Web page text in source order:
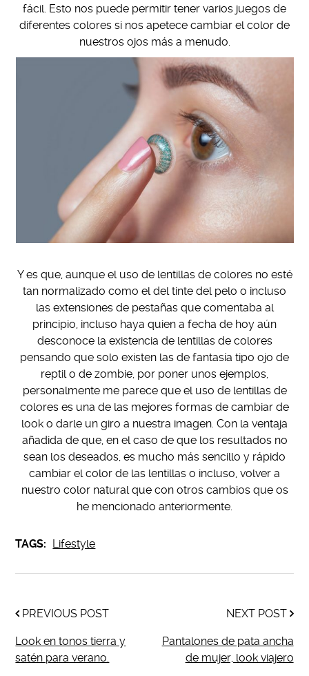
fácil. Esto nos puede permitir tener varios juegos de
diferentes colores si nos apetece cambiar el color de
nuestros ojos más a menudo.
Y es que, aunque el uso de lentillas de colores no esté
tan normalizado como el del tinte del pelo o incluso
las extensiones de pestañas que comentaba al
principio, incluso haya quien a fecha de hoy aún
desconoce la existencia de lentillas de colores
pensando que solo existen las de fantasía tipo ojo de
reptil o de zombie, por poner unos ejemplos,
personalmente me parece que el uso de lentillas de
colores es una de las mejores formas de cambiar de
look o darle un giro a nuestra imagen. Con la ventaja
añadida de que, en el caso de que los resultados no
sean los deseados, es mucho más sencillo y rápido
cambiar el color de las lentillas o incluso, volver a
nuestro color natural que con otros cambios que os
he mencionado anteriormente.
TAGS: Lifestyle
PREVIOUS POST
Look en tonos tierra y
satén para verano.
NEXT POST
Pantalones de pata ancha
de mujer, look viajero